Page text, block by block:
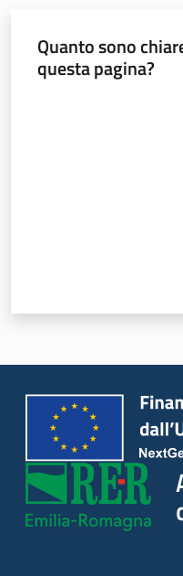
Quanto sono
questa pagina?